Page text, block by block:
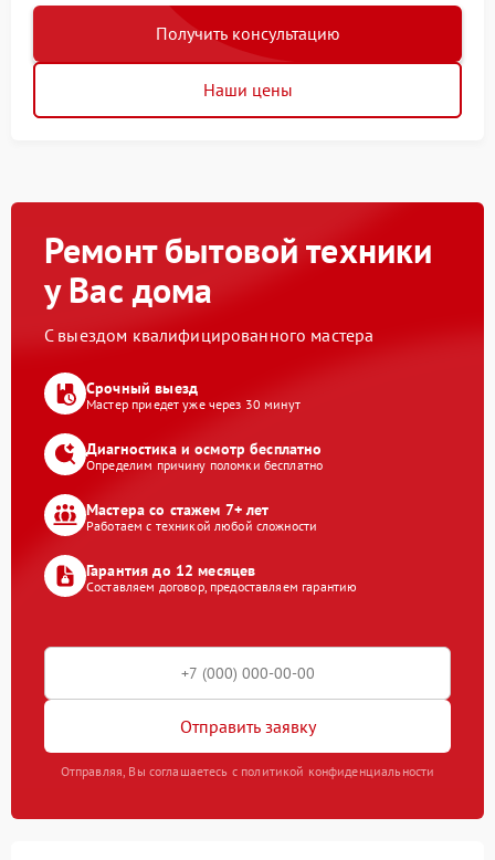
Получить консультацию
Наши цены
Ремонт бытовой техники
у Вас дома
С выездом квалифицированного мастера
Срочный выезд
Мастер приедет уже через 30 минут
Диагностика и осмотр бесплатно
Определим причину поломки бесплатно
Мастера со стажем 7+ лет
Работаем с техникой любой сложности
Гарантия до 12 месяцев
Составляем договор, предоставляем гарантию
Отправить заявку
Отправляя, Вы соглашаетесь с политикой конфиденциальности